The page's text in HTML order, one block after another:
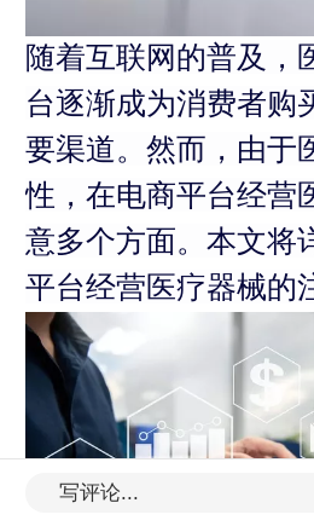
随着互联网的普及，
台逐渐成为消费者购
要渠道。然而，由于
性，在电商平台经营
意多个方面。本文将
平台经营医疗器械的
写评论...